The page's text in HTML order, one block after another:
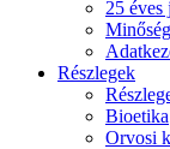
25
Részlegek
Bioetika
Orvosi